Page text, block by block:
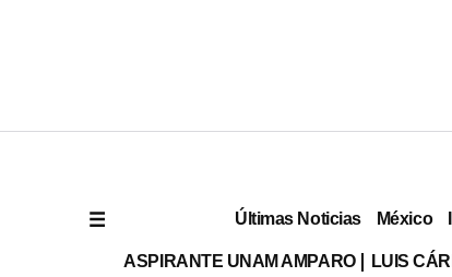
Últimas Noticias México
ASPIRANTE UNAM AMPARO LUIS